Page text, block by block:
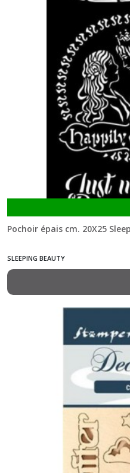
Pochoir épais cm. 20X25
SLEEPING BEAUTY